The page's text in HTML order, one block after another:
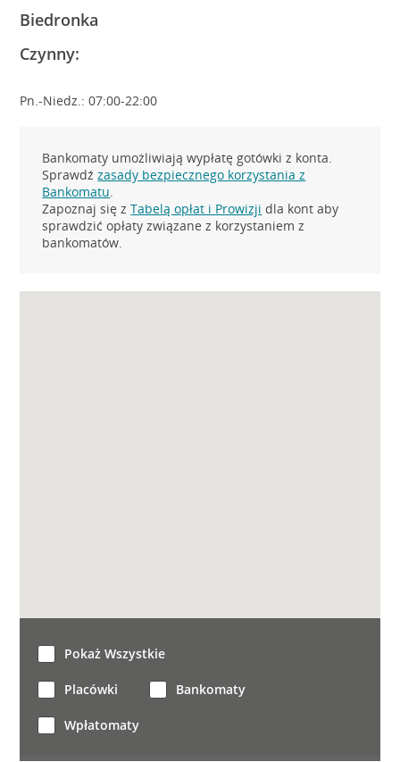
Biedronka
Czynny:
Pn.-Niedz.: 07:00-22:00
Bankomaty umożliwiają wypłatę gotówki z konta.
Sprawdźzasady bezpiecznego korzystania z
Bankomatu.
Zapoznaj się zTabelą opłat i Prowizji dla kont aby
sprawdzić opłaty związane z korzystaniem z
bankomatów.
Pokaż Wszystkie
Placówki Bankomaty
Wpłatomaty